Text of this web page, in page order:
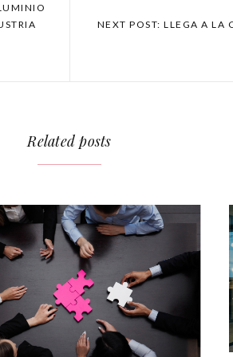
NEXT POST: LLEGA A LA
Related posts